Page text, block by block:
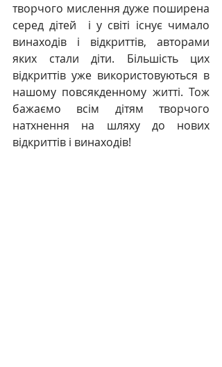
творчого мислення дуже поширена
серед дітей  і у світі існує чимало
винаходів і відкриттів, авторами
яких стали діти. Більшість цих
відкриттів уже використовуються в
нашому повсякденному житті. Тож
бажаємо всім дітям творчого
натхнення на шляху до нових
відкриттів і винаходів!